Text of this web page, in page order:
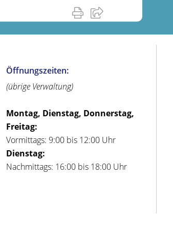
Öffnungszeiten:
(übrige Verwaltung)
Montag, Dienstag, Donnerstag,
Freitag:
Vormittags: 9:00 bis 12:00 Uhr
Dienstag:
Nachmittags: 16:00 bis 18:00 Uhr